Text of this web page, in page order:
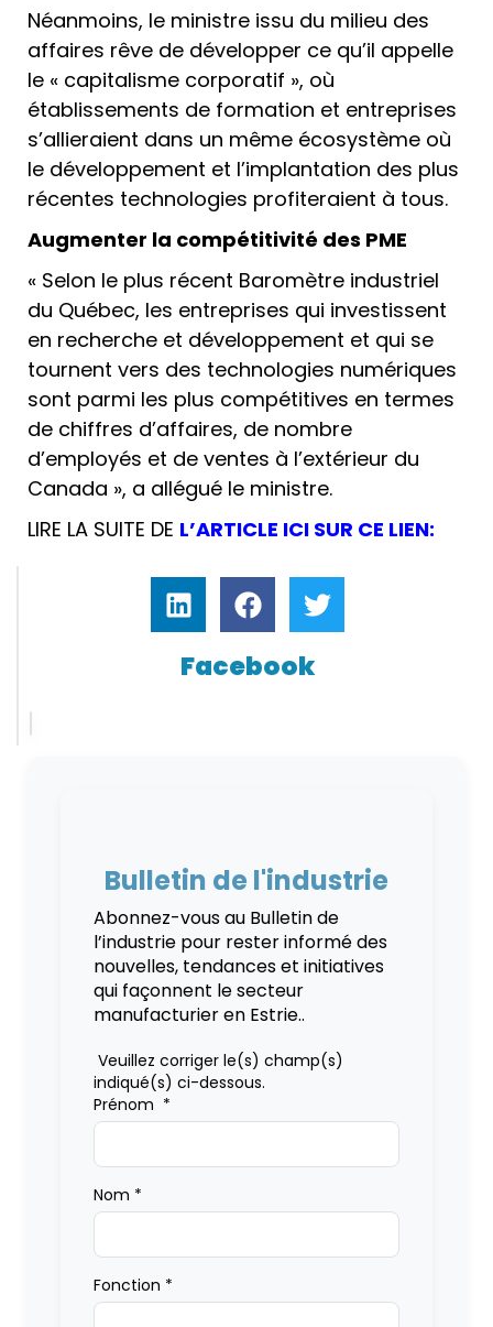
Néanmoins, le ministre issu du milieu des
affaires rêve de développer ce qu’il appelle
le « capitalisme corporatif », où
établissements de formation et entreprises
s’allieraient dans un même écosystème où
le développement et l’implantation des plus
récentes technologies profiteraient à tous.
Augmenter la compétitivité des PME
« Selon le plus récent Baromètre industriel
du Québec, les entreprises qui investissent
en recherche et développement et qui se
tournent vers des technologies numériques
sont parmi les plus compétitives en termes
de chiffres d’affaires, de nombre
d’employés et de ventes à l’extérieur du
Canada », a allégué le ministre.
LIRE LA SUITE DE L’ARTICLE ICI SUR CE LIEN:
Facebook
Bulletin de l'industrie
Abonnez-vous au Bulletin de
l’industrie pour rester informé des
nouvelles, tendances et initiatives
qui façonnent le secteur
manufacturier en Estrie..
Veuillez corriger le(s) champ(s)
indiqué(s) ci-dessous.
Prénom *
Nom *
Fonction *